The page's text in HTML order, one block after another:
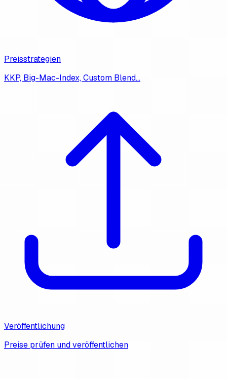
Preisstrategien
KKP, Big-Mac-Index, Custom Blend…
Veröffentlichung
Preise prüfen und veröffentlichen